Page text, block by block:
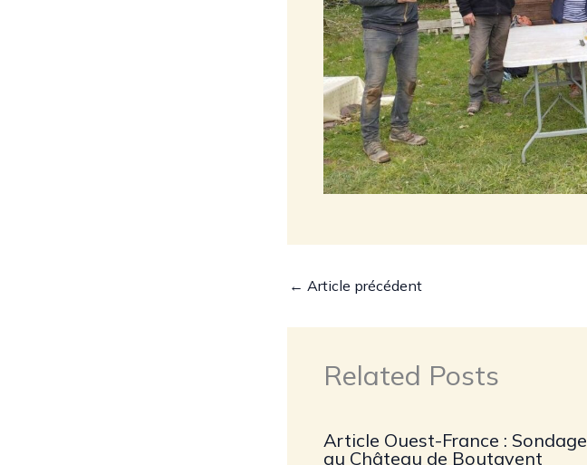
← Article précédent
Related Posts
Article Ouest-France : Sondage
au Château de Boutavent